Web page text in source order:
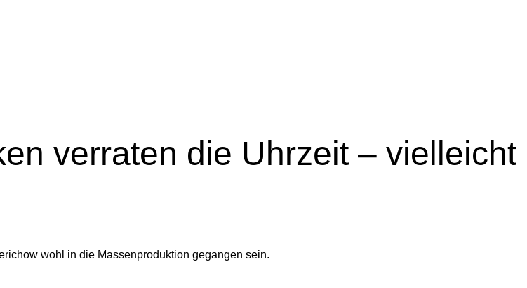
verraten die Uhrzeit – vielleicht
wohl in die Massenproduktion gegangen sein.